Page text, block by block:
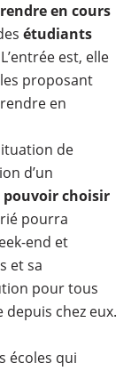
rendre en cours
étudiants
est, elle
proposant
en
de
d’un
pouvoir choisir
pourra
end et
et sa
pour tous
chez eux.
écoles qui